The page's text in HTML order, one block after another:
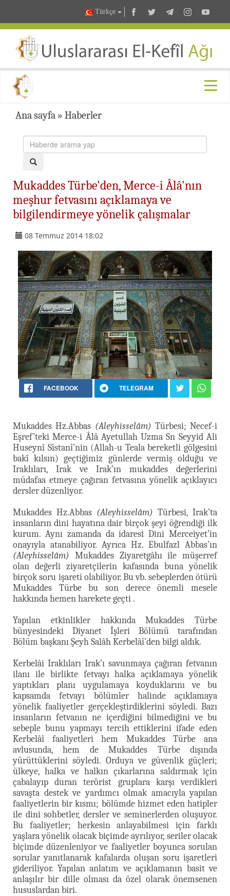
Türkçe
Ana sayfa » Haberler
Mukaddes Türbe'den, Merce-i Âlâ'nın
meşhur fetvasını açıklamaya ve
bilgilendirmeye yönelik çalışmalar
08 Temmuz 2014 18:02
FACEBOOK TELEGRAM
Mukaddes Hz.Abbas (Aleyhisselâm) Türbesi; Necef-i
Eşref’teki Merce-i Âlâ Ayetullah Uzma Sn Seyyid Ali
Huseynî Sîstanî’nin (Allah-u Teala bereketli gölgesini
bakî kılsın) geçtiğimiz günlerde vermiş olduğu ve
Iraklıları, Irak ve Irak’ın mukaddes değerlerini
müdafaa etmeye çağıran fetvasına yönelik açıklayıcı
dersler düzenliyor.
Mukaddes Hz.Abbas (Aleyhisselâm) Türbesi, Irak’ta
insanların dini hayatına dair birçok şeyi öğrendiği ilk
kurum. Aynı zamanda da idaresi Dini Merceiyet’in
onayıyla atanabiliyor. Ayrıca Hz. Ebulfazl Abbas’ın
(Aleyhisselâm) Mukaddes Ziyaretgâhı ile müşerref
olan değerli ziyaretçilerin kafasında buna yönelik
birçok soru işareti olabiliyor. Bu vb. sebeplerden ötürü
Mukaddes Türbe bu son derece önemli mesele
hakkında hemen harekete geçti .
Yapılan etkinlikler hakkında Mukaddes Türbe
bünyesindeki Diyanet İşleri Bölümü tarafından
Bölüm başkanı Şeyh Salâh Kerbelâî’den bilgi aldık.
Kerbelâi Iraklıları Irak’ı savunmaya çağıran fetvanın
ilanı ile birlikte fetvayı halka açıklamaya yönelik
yaptıkları planı uygulamaya koyduklarını ve bu
kapsamda fetvayı bölümler halinde açıklamaya
yönelik faaliyetler gerçekleştirdiklerini söyledi. Bazı
insanların fetvanın ne içerdiğini bilmediğini ve bu
sebeple bunu yapmayı tercih ettiklerini ifade eden
Kerbelâî faaliyetleri hem Mukaddes Türbe ana
avlusunda, hem de Mukaddes Türbe dışında
yürüttüklerini söyledi. Orduya ve güvenlik güçleri;
ülkeye, halka ve halkın çıkarlarına saldırmak için
çabalayıp duran terörist gruplara karşı verdikleri
savaşta destek ve yardımcı olmak amacıyla yapılan
faaliyetlerin bir kısmı; bölümde hizmet eden hatipler
ile dini sohbetler, dersler ve seminerlerden oluşuyor.
Bu faaliyetler; herkesin anlayabilmesi için farklı
yaşlara yönelik olacak biçimde ayrılıyor, seriler olacak
biçimde düzenleniyor ve faaliyetler boyunca sorulan
sorular yanıtlanarak kafalarda oluşan soru işaretleri
gideriliyor. Yapılan anlatım ve açıklamanın basit ve
anlaşılır bir dille olması da özel olarak önemsenen
hususlardan biri.